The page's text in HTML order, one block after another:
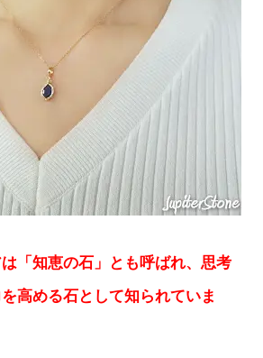
「知恵の石」とも呼ばれ、思考
高める石として知られていま